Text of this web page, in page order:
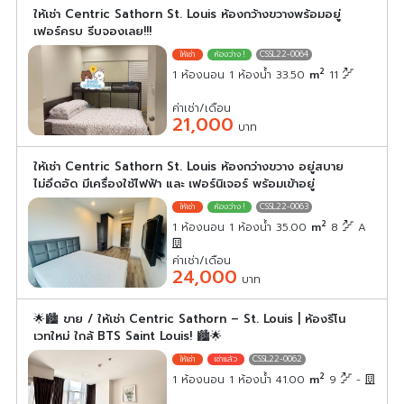
ให้เช่า Centric Sathorn St. Louis ห้องกว้างขวางพร้อมอยู่
เฟอร์ครบ รีบจองเลย!!!
CSSL22-0064
1 ห้องนอน 1 ห้องน้ำ 33.50 m2 11
ค่าเช่า/เดือน
21,000 บาท
ให้เช่า Centric Sathorn St. Louis ห้องกว่างขวาง อยู่สบาย
ไม่อึดอัด มีเครื่องใช้ไฟฟ้า และ เฟอร์นิเจอร์ พร้อมเข้าอยู่
CSSL22-0063
1 ห้องนอน 1 ห้องน้ำ 35.00 m2 8 A
ค่าเช่า/เดือน
24,000 บาท
🌟🏙️ ขาย / ให้เช่า Centric Sathorn – St. Louis | ห้องรีโน
เวทใหม่ ใกล้ BTS Saint Louis! 🏙️🌟
CSSL22-0062
1 ห้องนอน 1 ห้องน้ำ 41.00 m2 9 -